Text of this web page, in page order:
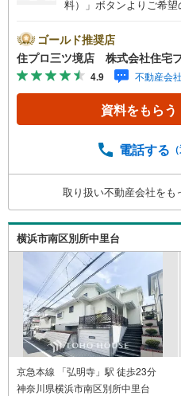
料）」ボタンよりご希
リアに強い！ 住プロは
買専門会社です！最新物
情報も多数ございますの
---------- 弊社独自の住宅ローン提案システム 弊社ではファ
イナンシャル専門スタ
ス】【ファイナンシャ
ローン残高】【住宅購
ン返済】65歳以上から必
探しの【このタイミン
ませんか？？ --------------
ゴールド推奨店
住プロ三ツ境店 株式会社住宅
4.9 不動産会
資料をもらう
電話する
取り扱い不動産会社をも
横浜市南区別所中里台
京急本線 「弘明寺」駅 徒歩23分
神奈川県横浜市南区別所中里台